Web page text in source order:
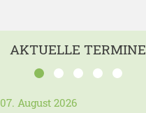
AKTUELLE TERMINE
07. August 2026